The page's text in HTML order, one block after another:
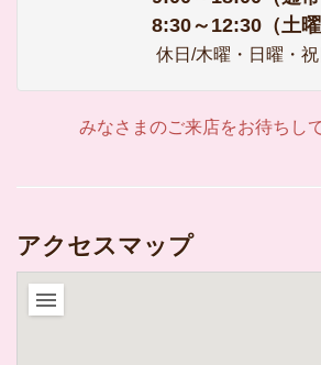
8:30～12:30（土曜
休日/木曜・日曜・祝
みなさまのご来店をお待ちし
アクセスマップ